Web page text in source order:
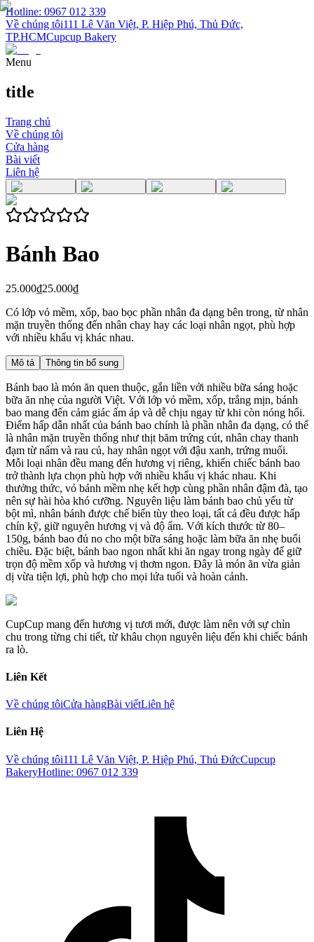
Hotline: 0967 012 339
Về chúng tôi111 Lê Văn Việt, P. Hiệp Phú, Thủ Đức,
TP.HCMCupcup Bakery
Menu
title
Trang chủ
Về chúng tôi
Cửa hàng
Bài viết
Liên hệ
Bánh Bao
25.000₫25.000₫
Có lớp vỏ mềm, xốp, bao bọc phần nhân đa dạng bên trong, từ nhân
mặn truyền thống đến nhân chay hay các loại nhân ngọt, phù hợp
với nhiều khẩu vị khác nhau.
Mô tả Thông tin bổ sung
Bánh bao là món ăn quen thuộc, gắn liền với nhiều bữa sáng hoặc
bữa ăn nhẹ của người Việt. Với lớp vỏ mềm, xốp, trắng mịn, bánh
bao mang đến cảm giác ấm áp và dễ chịu ngay từ khi còn nóng hổi.
Điểm hấp dẫn nhất của bánh bao chính là phần nhân đa dạng, có thể
là nhân mặn truyền thống như thịt băm trứng cút, nhân chay thanh
đạm từ nấm và rau củ, hay nhân ngọt với đậu xanh, trứng muối.
Mỗi loại nhân đều mang đến hương vị riêng, khiến chiếc bánh bao
trở thành lựa chọn phù hợp với nhiều khẩu vị khác nhau. Khi
thưởng thức, vỏ bánh mềm nhẹ kết hợp cùng phần nhân đậm đà, tạo
nên sự hài hòa khó cưỡng. Nguyên liệu làm bánh bao chủ yếu từ
bột mì, nhân bánh được chế biến tùy theo loại, tất cả đều được hấp
chín kỹ, giữ nguyên hương vị và độ ẩm. Với kích thước từ 80–
150g, bánh bao đủ no cho một bữa sáng hoặc làm bữa ăn nhẹ buổi
chiều. Đặc biệt, bánh bao ngon nhất khi ăn ngay trong ngày để giữ
trọn độ mềm xốp và hương vị thơm ngon. Đây là món ăn vừa giản
dị vừa tiện lợi, phù hợp cho mọi lứa tuổi và hoàn cảnh.
CupCup mang đến hương vị tươi mới, được làm nên với sự chỉn
chu trong từng chi tiết, từ khâu chọn nguyên liệu đến khi chiếc bánh
ra lò.
Liên Kết
Về chúng tôiCửa hàngBài viếtLiên hệ
Liên Hệ
Về chúng tôi111 Lê Văn Việt, P. Hiệp Phú, Thủ ĐứcCupcup
BakeryHotline: 0967 012 339